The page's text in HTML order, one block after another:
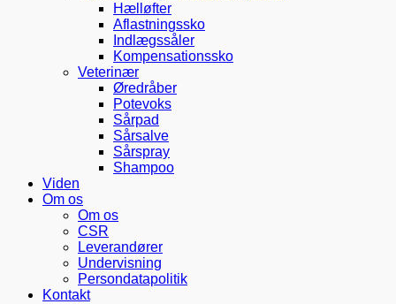
Hælløfter
Aflastningssko
Indlægssåler
Kompensationssko
Veterinær
Øredråber
Potevoks
Sårpad
Sårsalve
Sårspray
Shampoo
Viden
Om os
Om os
CSR
Leverandører
Undervisning
Persondatapolitik
Kontakt